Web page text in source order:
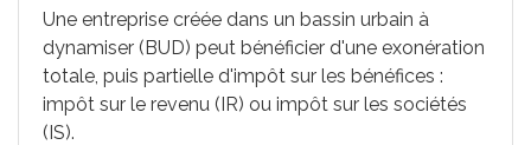
Une entreprise créée dans un bassin urbain à
dynamiser (BUD) peut bénéficier d'une exonération
totale, puis partielle d'impôt sur les bénéfices :
impôt sur le revenu (IR) ou impôt sur les sociétés
(IS).